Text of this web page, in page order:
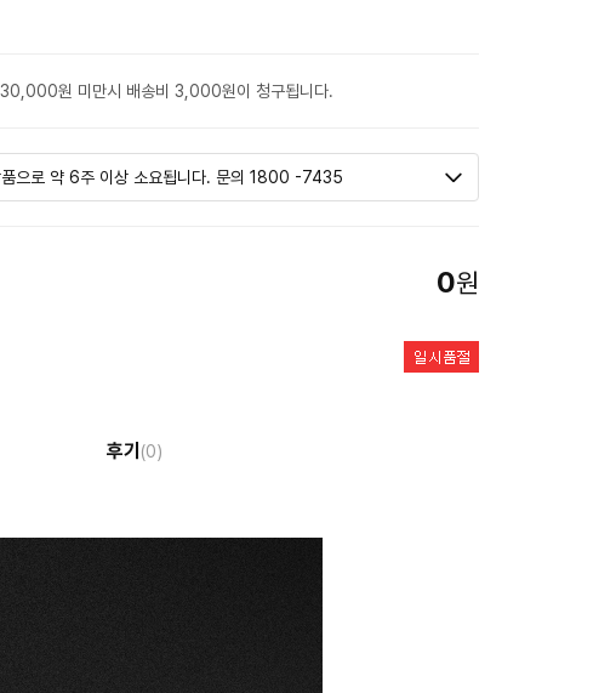
30,000원 미만시 배송비 3,000원이 청구됩니다.
0원
후기 (0)